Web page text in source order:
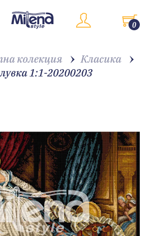
0
колекция
Класика
1:1-20200203